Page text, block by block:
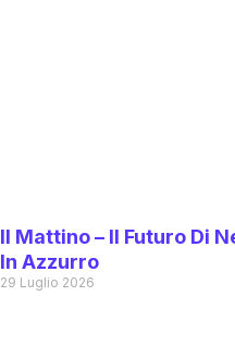
Il Mattino – Il Futuro Di
In Azzurro
29 Luglio 2026